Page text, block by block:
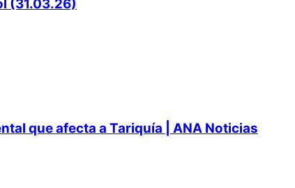
(31.03.26)
que afecta a Tariquía | ANA Noticias